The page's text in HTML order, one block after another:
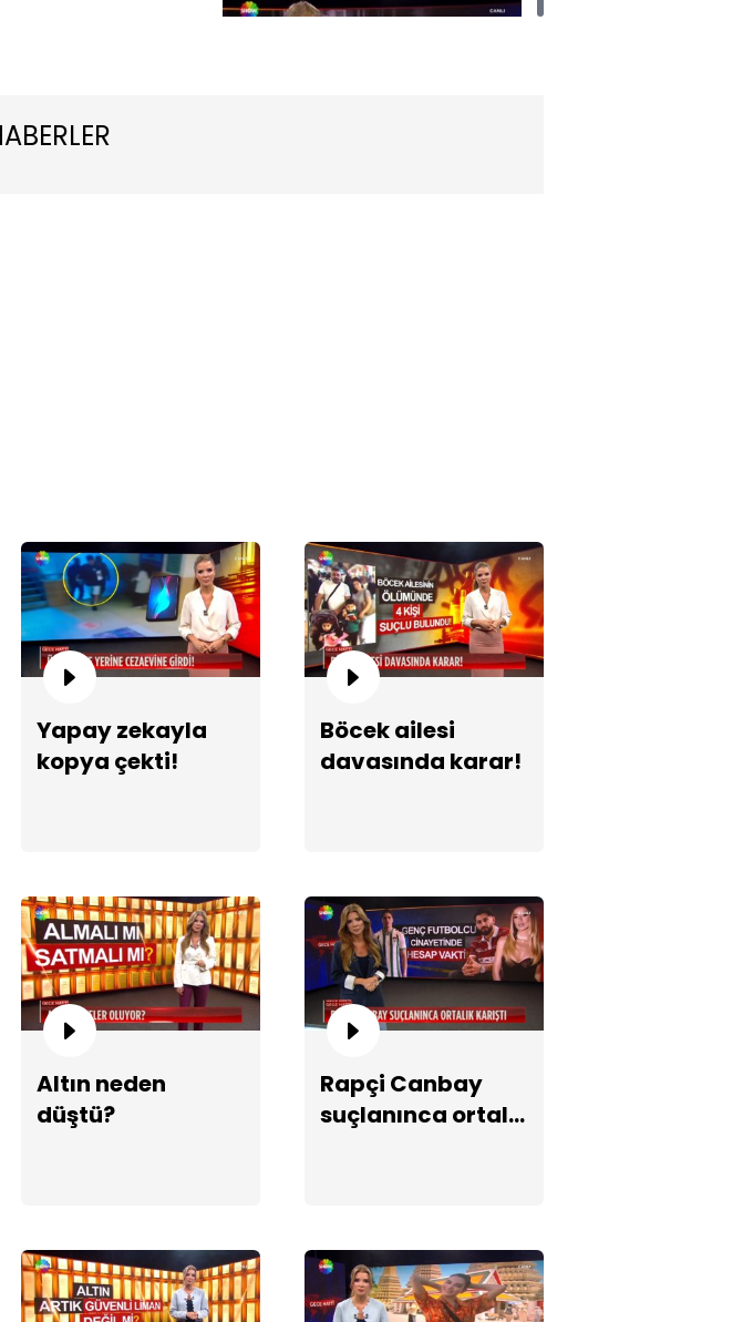
Kadın hırsızlara polis
operasyonu!
Ünlü oyuncu Almanya'da
aranıyor mu?
Yapay zekayla
kopya çekti!
Böcek ailesi
davasında karar!
Altın neden
düştü?
Rapçi Canbay
suçlanınca ortalık